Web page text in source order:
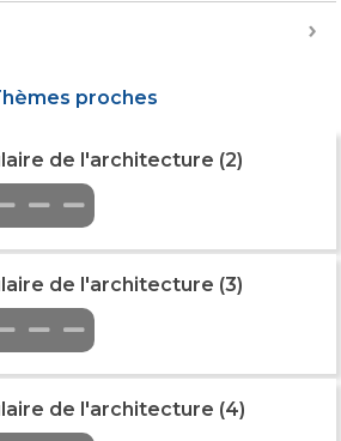
proches
de l'architecture (2)
de l'architecture (3)
de l'architecture (4)